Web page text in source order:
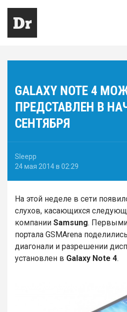
GALAXY NOTE 4
ПРЕДСТАВЛЕН В
СЕНТЯБРЯ
Sleepp
24 мая 2014 в 02:29
На этой неделе в сети
слухов, касающихся
компании Samsung.
портала GSMArena
диагонали и разрешении
установлен в Galaxy Note 4.